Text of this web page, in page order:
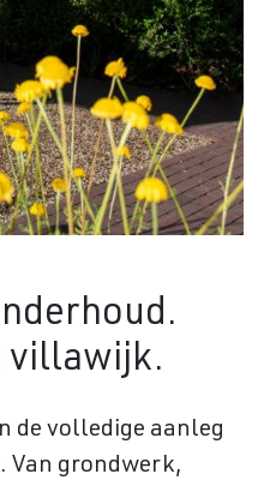
villawijk.
de volledige aanleg
Van grondwerk,